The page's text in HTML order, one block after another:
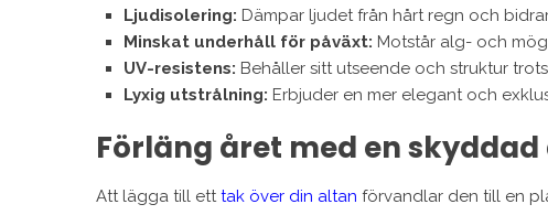
Ljudisolering: Dämpar ljudet från hårt regn och
Minskat underhåll för påväxt: Motstår alg- och
UV-resistens: Behåller sitt utseende och struktur
Lyxig utstrålning: Erbjuder en mer elegant och
Förläng året med en
Att lägga till etttak över din altan förvandlar den till en